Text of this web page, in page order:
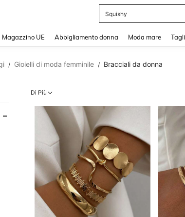
Squishy
Magazzino UE Abbigliamento donna Moda mare
/ Gioielli di moda femminile / Bracciali da donna
Di Più